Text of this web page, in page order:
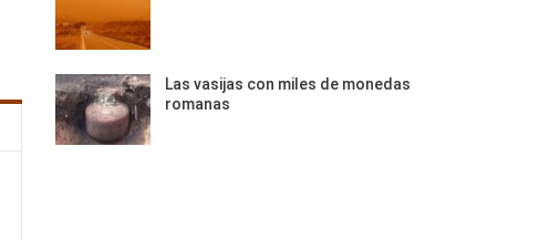
Las vasijas con miles de monedas
romanas